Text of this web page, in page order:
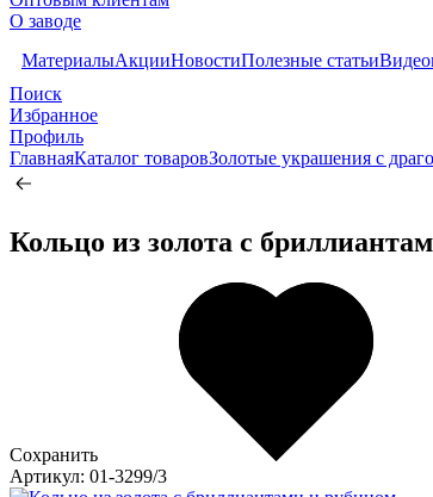
О заводе
МатериалыАкцииНовостиПолезные статьи
Поиск
Избранное
Профиль
ГлавнаяКаталог товаровЗолотые украшения с
Кольцо из золота c
Сохранить
Артикул: 01-3299/3